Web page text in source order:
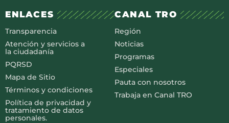
ENLACES
Transparencia
Atención y servicios a
la ciudadanía
PQRSD
Mapa de Sitio
Términos y condiciones
Política de privacidad y
tratamiento de datos
personales.
CANAL TRO
Región
Noticias
Programas
Especiales
Pauta con nosotros
Trabaja en Canal TRO